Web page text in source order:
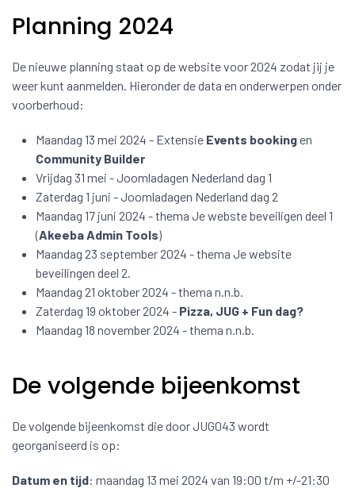
Planning 2024
De nieuwe planning staat op de website voor 2024 zodat jij je
weer kunt aanmelden. Hieronder de data en onderwerpen onder
voorberhoud:
Maandag 13 mei 2024 - Extensie Events bookingen
Community Builder
Vrijdag 31 mei - Joomladagen Nederland dag 1
Zaterdag 1 juni - Joomladagen Nederland dag 2
Maandag 17 juni 2024 - thema Je webste beveiligen deel 1
(Akeeba Admin Tools)
Maandag 23 september 2024 - thema Je website
beveilingen deel 2.
Maandag 21 oktober 2024 - thema n.n.b.
Zaterdag 19 oktober 2024 - Pizza, JUG + Fun dag?
Maandag 18 november 2024 - thema n.n.b.
De volgende bijeenkomst
De volgende bijeenkomst die door JUG043 wordt
georganiseerd is op:
Datum en tijd: maandag 13 mei 2024 van 19:00 t/m +/-21:30